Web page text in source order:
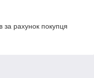
за рахунок покупця